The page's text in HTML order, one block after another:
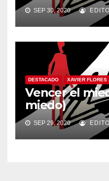
SEP 30, 2020
DESTACADO XAVIER FLORES
Vencer el
miedo)
SEP 29, 2020